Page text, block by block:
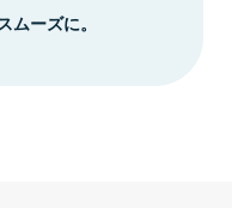
ーズに。